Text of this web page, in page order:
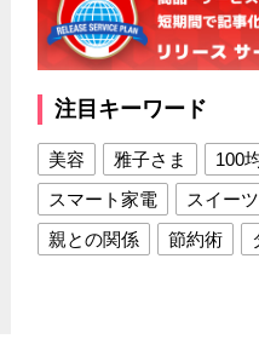
注目キーワード
美容 雅子さま 100
スマート家電
スイー
親との関係
節約術